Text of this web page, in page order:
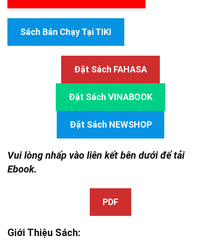
Sách Bán Chạy Tại TIKI
Đặt Sách FAHASA
Đặt Sách VINABOOK
Đặt Sách NEWSHOP
Vui lòng nhấp vào liên kết bên dưới để tải
Ebook.
PDF
Giới Thiệu Sách: